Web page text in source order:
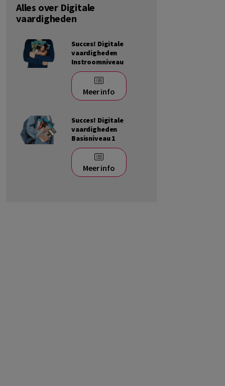
Alles over Digitale
vaardigheden
Succes! Digitale
vaardigheden
Instroomniveau
Meer info
Succes! Digitale
vaardigheden
Basisniveau 1
Meer info